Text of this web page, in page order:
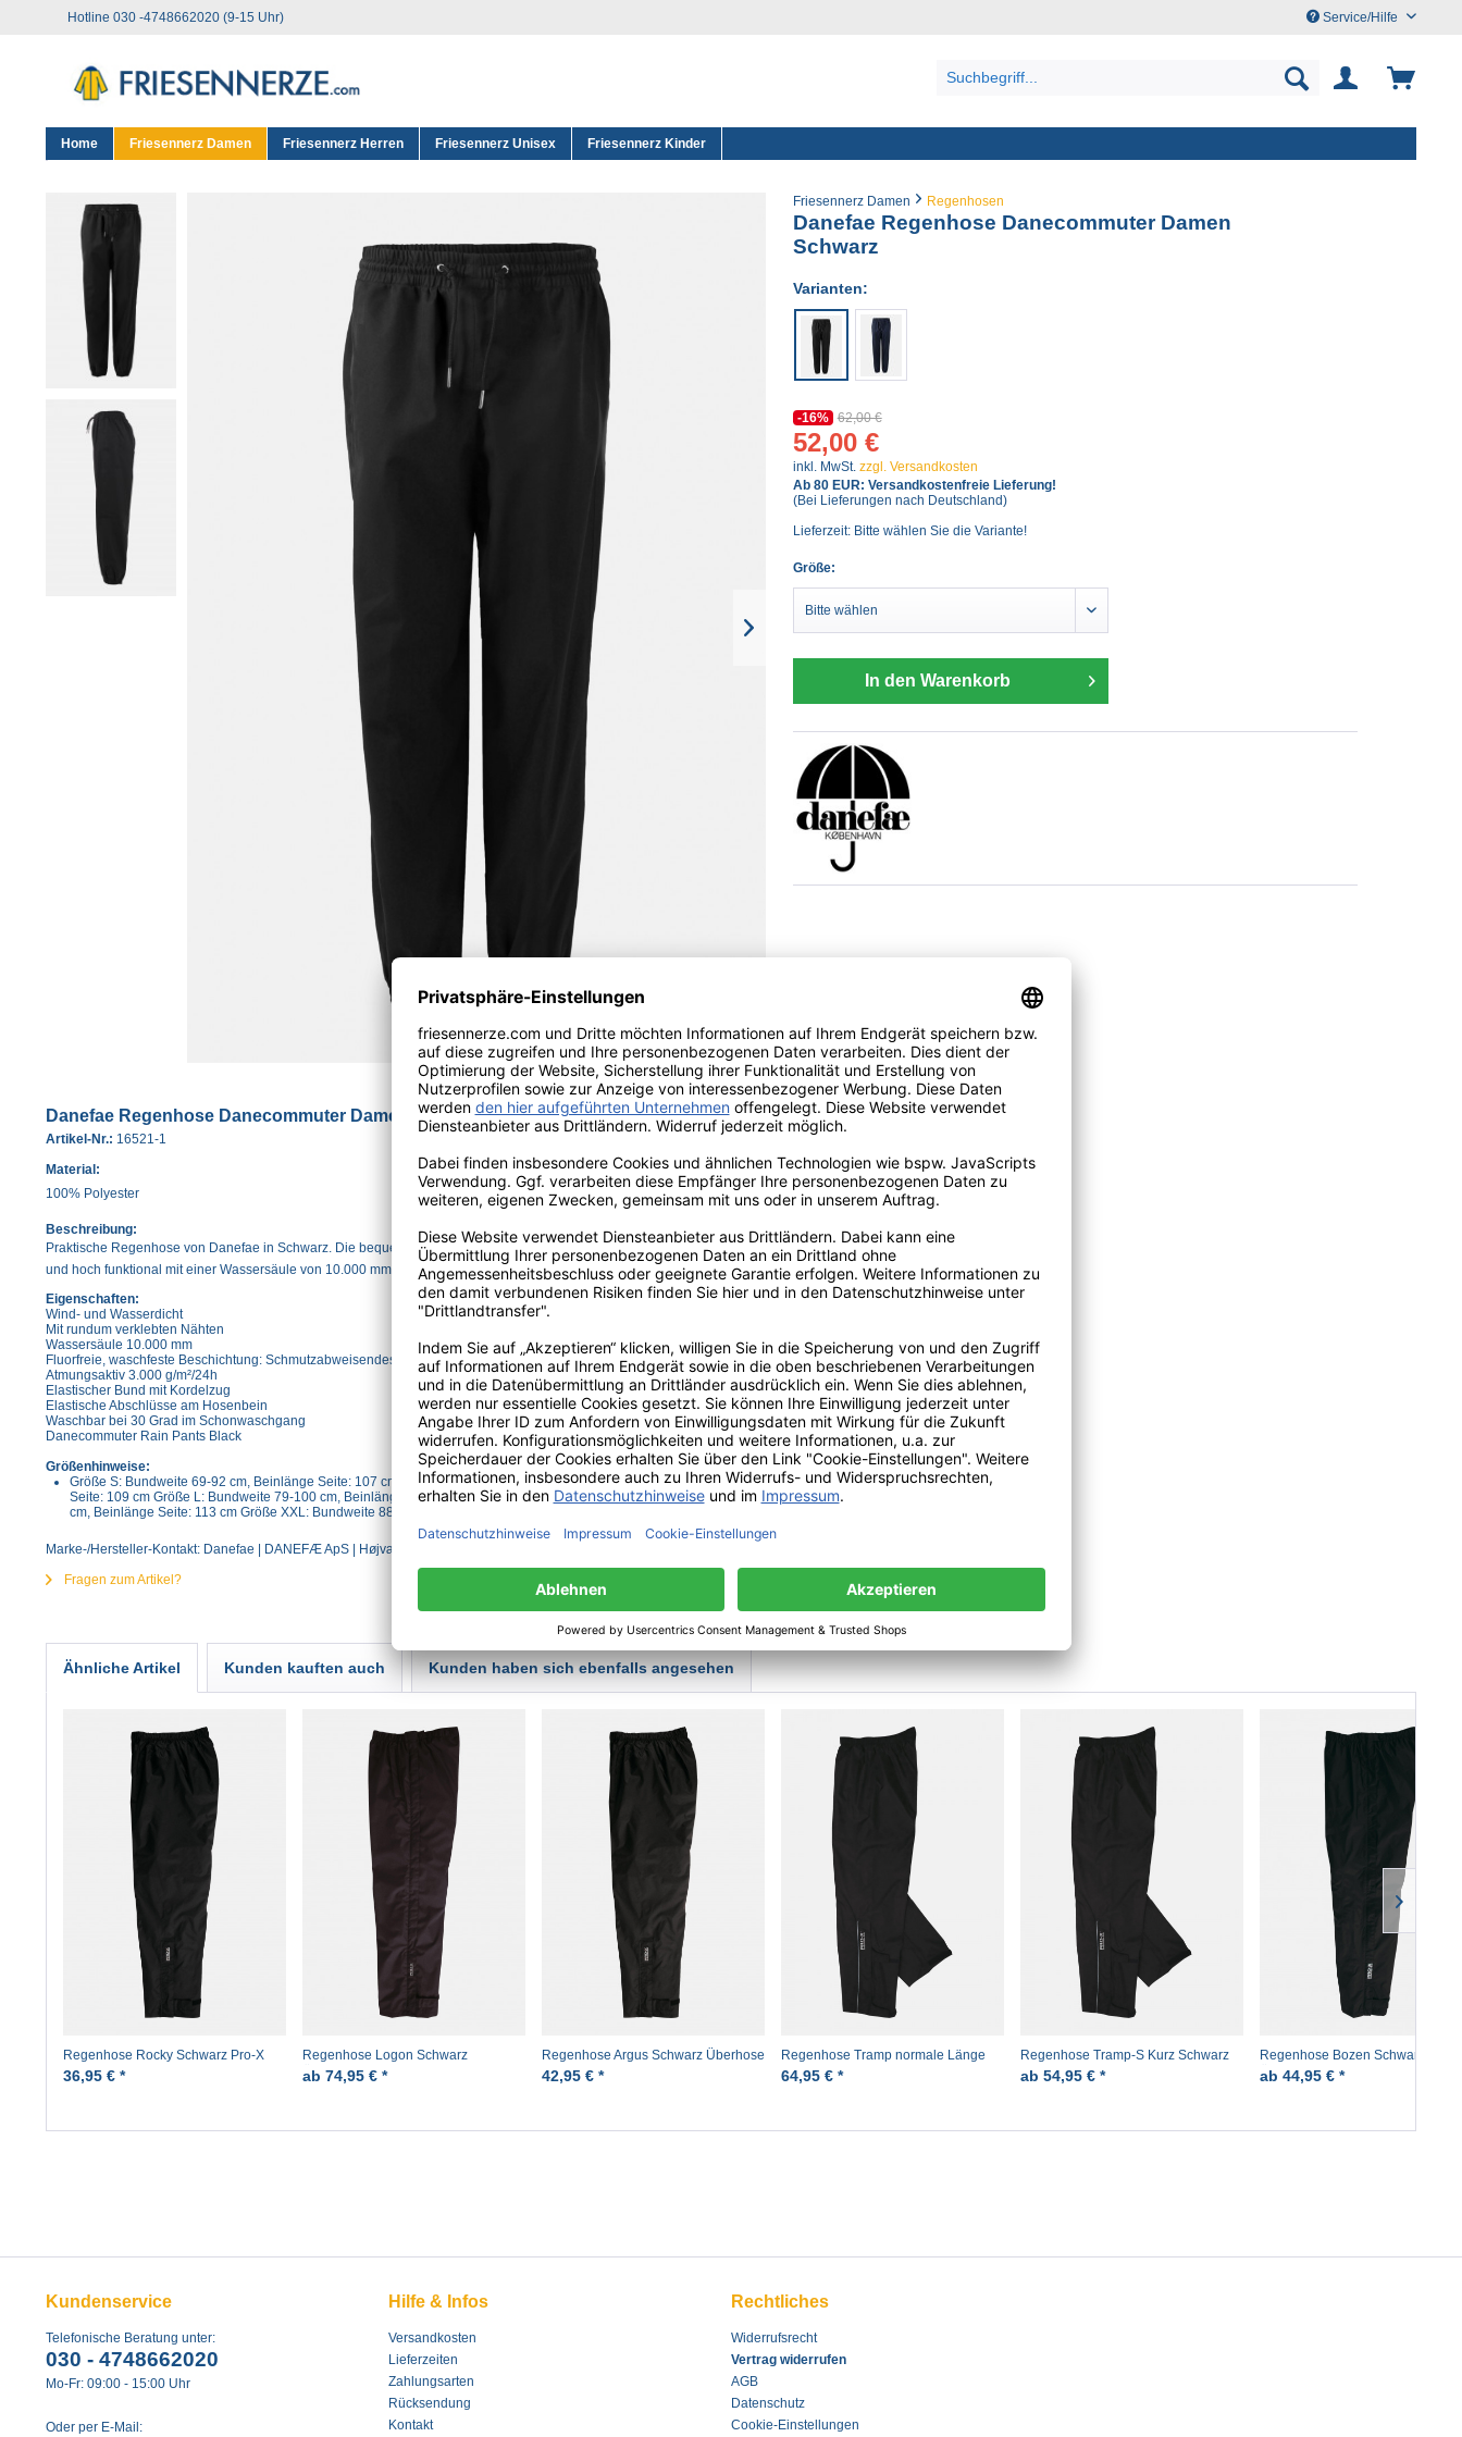
Hotline 030 -4748662020 (9-15 Uhr) Service/Hilfe
Home Friesennerz Damen Friesennerz Herren Friesennerz Unisex Friesennerz Kinder
Friesennerz Damen Regenhosen
Danefae Regenhose Danecommuter Damen
Schwarz
Varianten:
-16% 62,00 €
52,00 €
inkl. MwSt. zzgl. Versandkosten
Ab 80 EUR: Versandkostenfreie Lieferung!
(Bei Lieferungen nach Deutschland)
Lieferzeit: Bitte wählen Sie die Variante!
Größe:
In den Warenkorb
Danefae Regenhose Danecommuter Damen Schwarz
Artikel-Nr.: 16521-1
Material:
100% Polyester
Beschreibung:
Praktische Regenhose von Danefae in Schwarz. Die bequeme dehnbare Hose mit Gummizug ist atmungsaktiv
und hoch funktional mit einer Wassersäule von 10.000 mm.
Eigenschaften:
Wind- und Wasserdicht
Mit rundum verklebten Nähten
Wassersäule 10.000 mm
Fluorfreie, waschfeste Beschichtung: Schmutzabweisendes Bionic Finish
Atmungsaktiv 3.000 g/m²/24h
Elastischer Bund mit Kordelzug
Elastische Abschlüsse am Hosenbein
Waschbar bei 30 Grad im Schonwaschgang
Danecommuter Rain Pants Black
Größenhinweise:
Größe S: Bundweite 69-92 cm, Beinlänge Seite: 107 cm Größe M: Bundweite 74-96 cm, Beinlänge
Seite: 109 cm Größe L: Bundweite 79-100 cm, Beinlänge Seite: 111 cm Größe XL: Bundweite 84-104
cm, Beinlänge Seite: 113 cm Größe XXL: Bundweite 88-110 cm, Beinlänge Seite: 114 cm
Marke-/Hersteller-Kontakt: Danefae | DANEFÆ ApS | Højvænget 9 | 8330 Beder | Dänemark | kundeservice(a)danefae.dk
Fragen zum Artikel?
Ähnliche Artikel Kunden kauften auch Kunden haben sich ebenfalls angesehen
Regenhose Rocky Schwarz Pro-X
36,95 € *
Regenhose Logon Schwarz
Überhose Pro-X
ab 74,95 € *
Regenhose Argus Schwarz Überhose
Pro-X
42,95 € *
Regenhose Tramp normale Länge
Schwarz Pro-X
64,95 € *
Regenhose Tramp-S Kurz Schwarz
Pro-X
ab 54,95 € *
Regenhose Bozen Schwarz
Überhose Pro-X
ab 44,95 € *
Kundenservice
Telefonische Beratung unter:
030 - 4748662020
Mo-Fr: 09:00 - 15:00 Uhr
Oder per E-Mail:
Hilfe & Infos
Versandkosten
Lieferzeiten
Zahlungsarten
Rücksendung
Kontakt
Rechtliches
Widerrufsrecht
Vertrag widerrufen
AGB
Datenschutz
Cookie-Einstellungen